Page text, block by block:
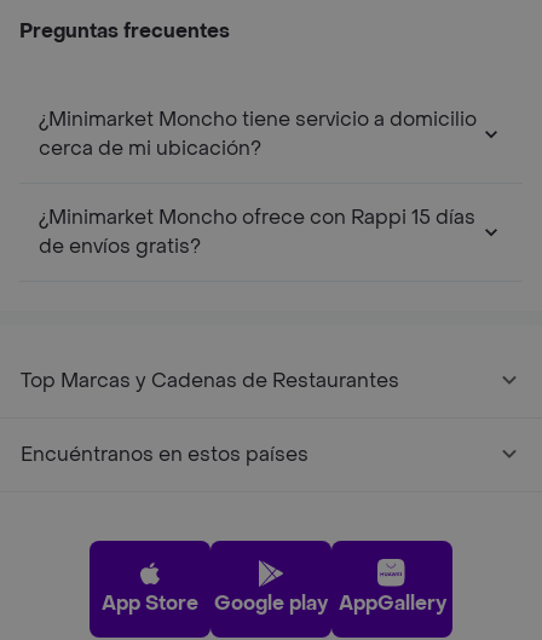
Preguntas frecuentes
¿Minimarket Moncho tiene servicio a domicilio
cerca de mi ubicación?
¿Minimarket Moncho ofrece con Rappi 15 días
de envíos gratis?
Top Marcas y Cadenas de Restaurantes
Encuéntranos en estos países
App Store Google play AppGallery